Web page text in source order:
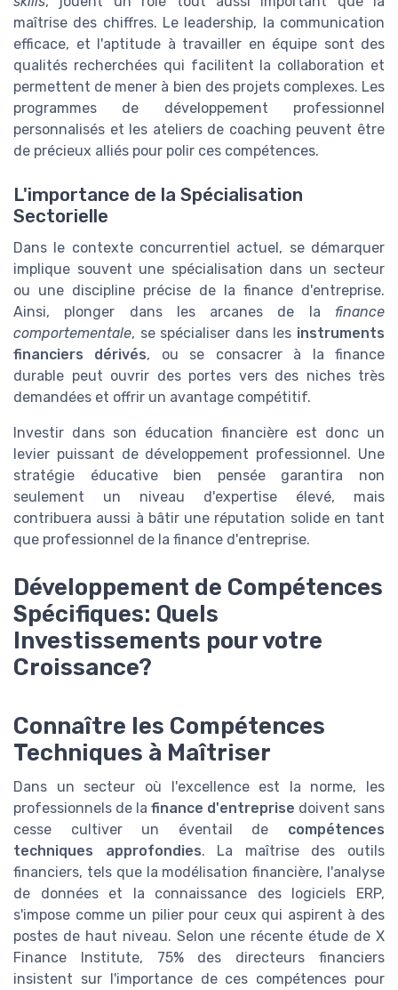
maîtrise des chiffres. Le leadership, la communication
efficace, et l'aptitude à travailler en équipe sont des
qualités recherchées qui facilitent la collaboration et
permettent de mener à bien des projets complexes. Les
programmes de développement professionnel
personnalisés et les ateliers de coaching peuvent être
de précieux alliés pour polir ces compétences.
L'importance de la Spécialisation
Sectorielle
Dans le contexte concurrentiel actuel, se démarquer
implique souvent une spécialisation dans un secteur
ou une discipline précise de la finance d'entreprise.
Ainsi, plonger dans les arcanes de la finance
comportementale, se spécialiser dans les instruments
financiers dérivés, ou se consacrer à la finance
durable peut ouvrir des portes vers des niches très
demandées et offrir un avantage compétitif.
Investir dans son éducation financière est donc un
levier puissant de développement professionnel. Une
stratégie éducative bien pensée garantira non
seulement un niveau d'expertise élevé, mais
contribuera aussi à bâtir une réputation solide en tant
que professionnel de la finance d'entreprise.
Développement de Compétences
Spécifiques: Quels
Investissements pour votre
Croissance?
Connaître les Compétences
Techniques à Maîtriser
Dans un secteur où l'excellence est la norme, les
professionnels de la finance d'entreprise doivent sans
cesse cultiver un éventail de compétences
techniques approfondies. La maîtrise des outils
financiers, tels que la modélisation financière, l'analyse
de données et la connaissance des logiciels ERP,
s'impose comme un pilier pour ceux qui aspirent à des
postes de haut niveau. Selon une récente étude de X
Finance Institute, 75% des directeurs financiers
insistent sur l'importance de ces compétences pour